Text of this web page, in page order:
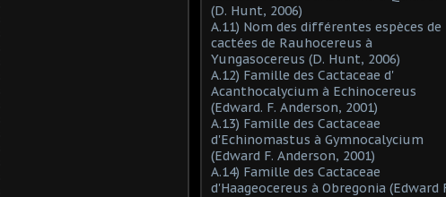
(D. Hunt, 2006)
A.11) Nom des différentes espèces de
cactées de Rauhocereus à
Yungasocereus (D. Hunt, 2006)
A.12) Famille des Cactaceae d'
Acanthocalycium à Echinocereus
(Edward. F. Anderson, 2001)
A.13) Famille des Cactaceae
d'Echinomastus à Gymnocalycium
(Edward F. Anderson, 2001)
A.14) Famille des Cactaceae
d'Haageocereus à Obregonia (Edward